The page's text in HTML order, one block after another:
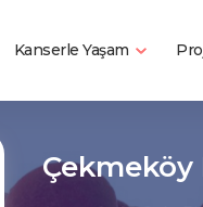
Kanserle Yaşam
Çekmeköy